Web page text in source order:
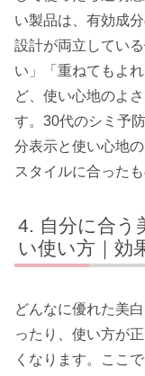
い製品は、有効成
設計が両立してい
い」「重ねてもよ
ど、使い心地のよ
す。30代のシミ予
分表示と使い心地
スタイルに合った
自分に合う
い使い方｜効
どんなに優れた美
ったり、使い方が
くなります。ここ